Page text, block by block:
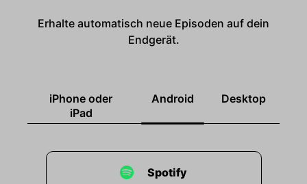
Erhalte automatisch neue Episoden auf dein
Endgerät.
iPhone oder
iPad
Android Desktop
Spotify